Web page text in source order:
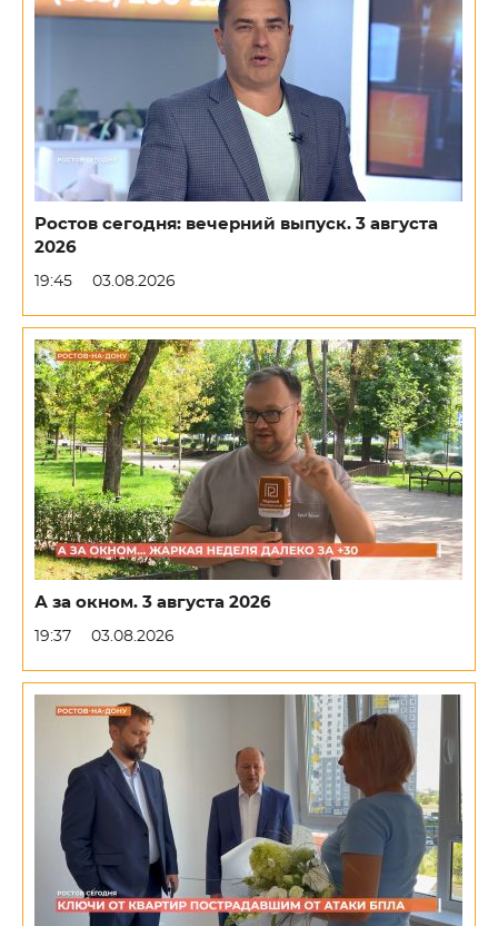
Ростов сегодня: вечерний выпуск. 3 августа
2026
19:45 03.08.2026
А за окном. 3 августа 2026
19:37 03.08.2026